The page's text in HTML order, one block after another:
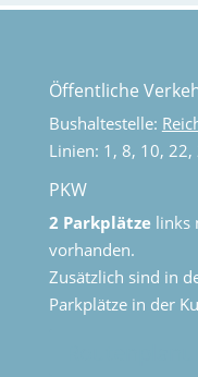
Öffentliche
Bushaltestelle:
Linien: 1, 8, 10, 22,
PKW
2 Parkplätzelinks
vorhanden.
Zusätzlich sind in
Parkplätze in der